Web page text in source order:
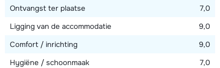
Ontvangst ter plaatse
7,0
Ligging van de accommodatie
9,0
Comfort / inrichting
9,0
Hygiëne / schoonmaak
7,0